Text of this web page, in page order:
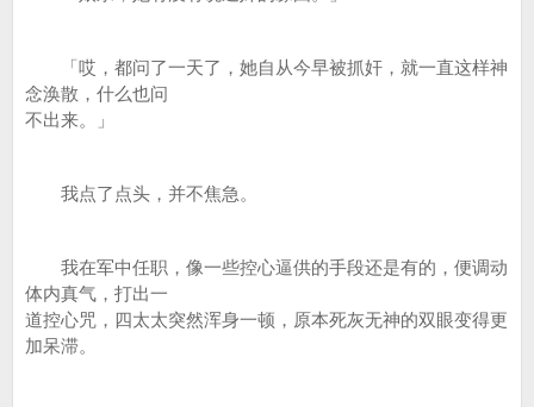
「哎，都问了一天了，她自从今早被抓奸，就一直这样神
念涣散，什么也问
不出来。」
我点了点头，并不焦急。
我在军中任职，像一些控心逼供的手段还是有的，便调动
体内真气，打出一
道控心咒，四太太突然浑身一顿，原本死灰无神的双眼变得更
加呆滞。